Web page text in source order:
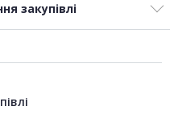
закупівлі